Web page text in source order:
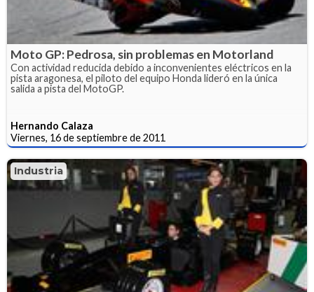
Moto GP: Pedrosa, sin problemas en Motorland
Con actividad reducida debido a inconvenientes eléctricos en la
pista aragonesa, el piloto del equipo Honda lideró en la única
salida a pista del MotoGP.
Hernando Calaza
Viernes, 16 de septiembre de 2011
Industria